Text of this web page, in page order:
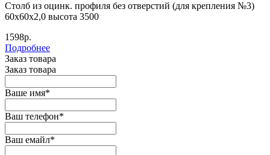
Столб из оцинк. профиля без отверстий (для крепления №3)
60х60х2,0 высота 3500
1598р.
Подробнее
Заказ товара
Заказ товара
Ваше имя*
Ваш телефон*
Ваш емайл*